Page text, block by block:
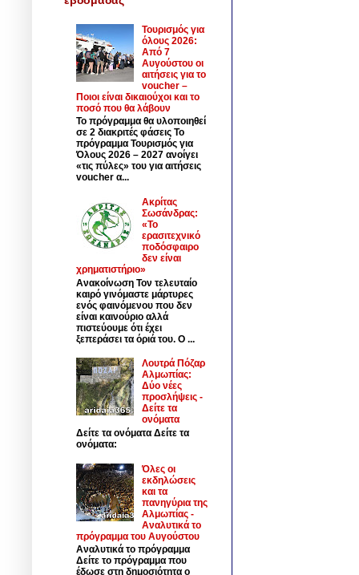
Τουρισμός για
όλους 2026:
Από 7
Αυγούστου οι
αιτήσεις για το
voucher –
Ποιοι είναι δικαιούχοι και το
ποσό που θα λάβουν
Το πρόγραμμα θα υλοποιηθεί
σε 2 διακριτές φάσεις Το
πρόγραμμα Τουρισμός για
Όλους 2026 – 2027 ανοίγει
«τις πύλες» του για αιτήσεις
voucher α...
Ακρίτας
Σωσάνδρας:
«Το
ερασιτεχνικό
ποδόσφαιρο
δεν είναι
χρηματιστήριο»
Ανακοίνωση Τον τελευταίο
καιρό γινόμαστε μάρτυρες
ενός φαινόμενου που δεν
είναι καινούριο αλλά
πιστεύουμε ότι έχει
ξεπεράσει τα όριά του. Ο ...
Λουτρά Πόζαρ
Αλμωπίας:
Δύο νέες
προσλήψεις -
Δείτε τα
ονόματα
Δείτε τα ονόματα Δείτε τα
ονόματα:
Όλες οι
εκδηλώσεις
και τα
πανηγύρια της
Αλμωπίας -
Αναλυτικά το
πρόγραμμα του Αυγούστου
Αναλυτικά το πρόγραμμα
Δείτε το πρόγραμμα που
έδωσε στη δημοσιότητα ο